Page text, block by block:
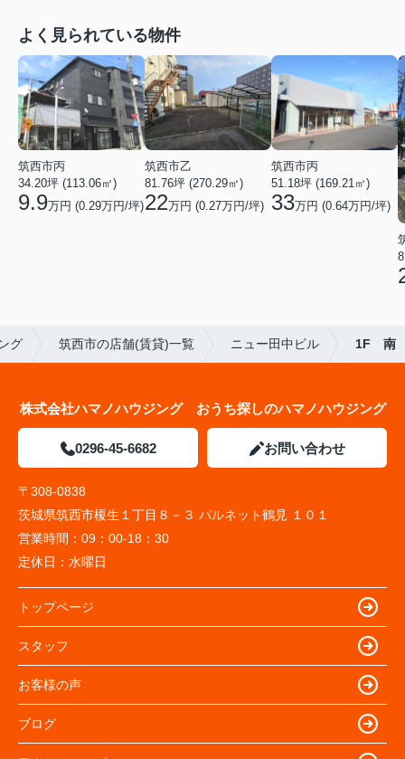
よく見られている物件
筑西市丙
34.20坪 (113.06㎡)
9.9万円 (0.29万円/坪)
筑西市乙
81.76坪 (270.29㎡)
22万円 (0.27万円/坪)
筑西市丙
51.18坪 (169.21㎡)
33万円 (0.64万円/坪)
グ 筑西市の店舗(賃貸)一覧 ニュー田中ビル 1F 南
株式会社ハマノハウジング おうち探しのハマノハウジング
0296-45-6682 お問い合わせ
〒308-0838
茨城県筑西市榎生１丁目８－３ パルネット鶴見 １０１
営業時間： 09：00-18：30
定休日： 水曜日
トップページ
スタッフ
お客様の声
ブログ